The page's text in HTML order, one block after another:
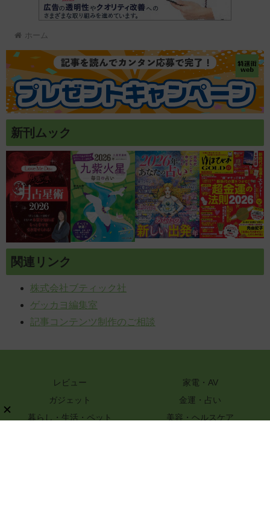
ホーム
新刊ムック
関連リンク
株式会社ブティック社
ゲッカヨ編集室
記事コンテンツ制作のご相談
レビュー
家電・AV
ガジェット
金運・占い
暮らし・生活・ペット
美容・ヘルスケア